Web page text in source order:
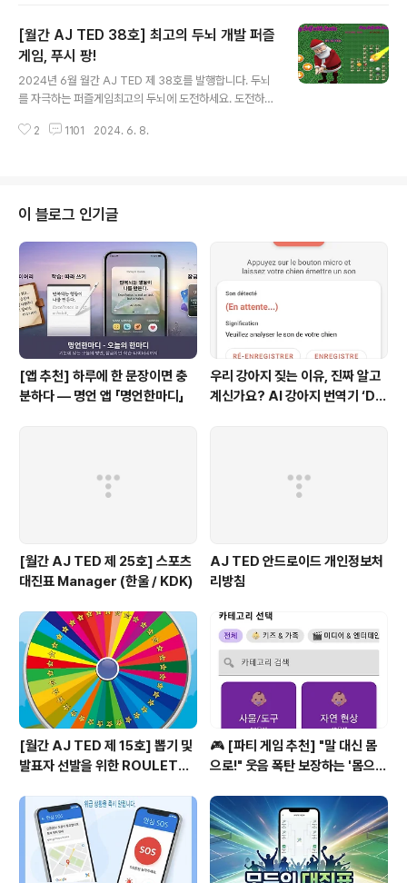
" 게임방법뽑기 , 순서 정하기 , 그룹 나누기 메뉴를 선택할
수 있습니다. 뽑을 인원을 정하고 화면에 손가락을 터치하
면 됩니다.숫자 로딩바는 다른 손가락의 터치를 기다리는
시간입니다.로딩바가 완료되면 카운트가 시작되고 드디어
치한 사람들의 순서를 정해줍니다.그룹나누기에서는 다..
[월간 AJ TED 38호] 최고의 두뇌 개발 퍼즐
게임, 푸시 팡!
2024년 6월 월간 AJ TED 제 38호를 발행합니다. 두뇌
를 자극하는 퍼즐게임최고의 두뇌에 도전하세요. 도전하는
요?"Push pang" 입니다.* 어떻게 사용할 수 있나요?구
습니다.아래쪽 컨트롤을 사용하여 필드에 있는 골프공을
모두 홀에 넣으면 완성됩니다.한 홀에 하나의 골프공만 넣
을 수 있습니다. 각 단계를 완성하면 다음단계로 진행할 수
있습니다. 다음 도전시에는 완성된 다음 단계부터 시작할
수 있습니다.우리는 당신의 도전을 기다리고 있습니다.
2 1101 2024. 6. 8.
이 블로그 인기글
[앱 추천] 하루에 한 문장이면 충
분하다 — 명언 앱 「명언한마디」
우리 강아지 짖는 이유, 진짜 알고
계신가요? AI 강아지 번역기 ‘Do
[월간 AJ TED 제 25호] 스포츠
대진표 Manager (한울 / KDK)
AJ TED 안드로이드 개인정보처
리방침
[월간 AJ TED 제 15호] 뽑기 및
발표자 선발을 위한 ROULETTE
🎮 [파티 게임 추천] "말 대신 몸
으로!" 웃음 폭탄 보장하는 '몸으로